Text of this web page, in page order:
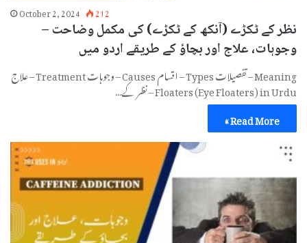
October 2, 2024 212
نظر کے ٹکڑے (آنکھ کے ٹکڑے) کی مکمل وضاحت –
وجوہات، علاج اور بچاؤ کے طریقے اردو میں
Meaning – تفصیلات Types – اقسام Causes – وجوہات Treatment – علاج
Floaters (Eye Floaters) in Urdu – نظر کے…
Read More »